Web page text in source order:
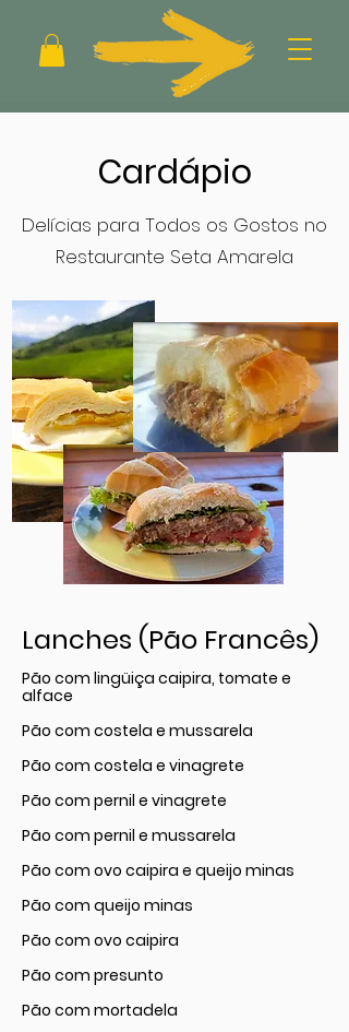
Cardápio
Delícias para Todos os Gostos no
Restaurante Seta Amarela
Lanches (Pão Francês)
Pão com lingüiça caipira, tomate e
alface
Pão com costela e mussarela
Pão com costela e vinagrete
Pão com pernil e vinagrete
Pão com pernil e mussarela
Pão com ovo caipira e queijo minas
Pão com queijo minas
Pão com ovo caipira
Pão com presunto
Pão com mortadela